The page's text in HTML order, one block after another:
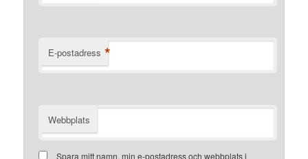
E-postadress *
Webbplats
Spara mitt namn, min e-postadress och webbplats i